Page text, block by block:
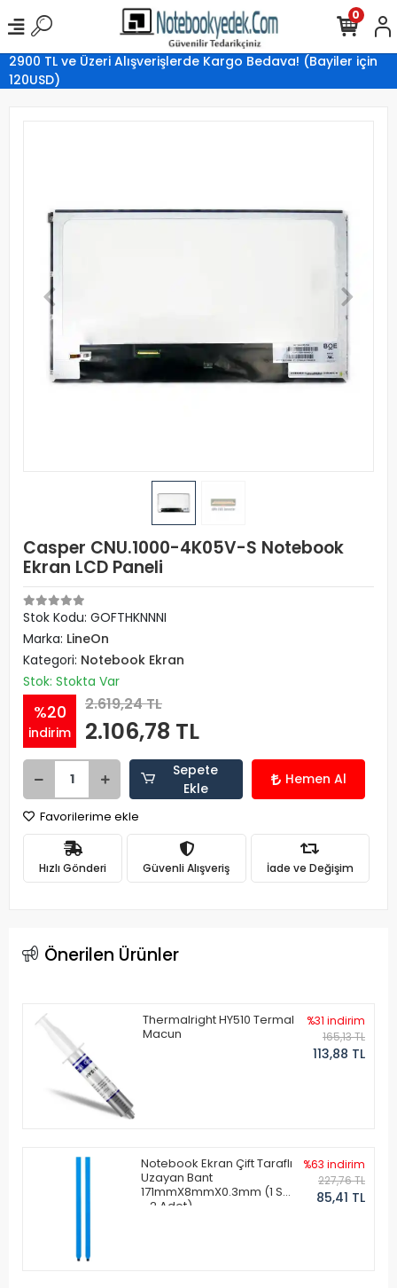
2900 TL ve Üzeri Alışverişlerde Kargo Bedava! (Bayiler için
120USD)
0
Casper CNU.1000-4K05V-S Notebook
Ekran LCD Paneli
Stok Kodu: GOFTHKNNNI
Marka: LineOn
Kategori: Notebook Ekran
Stok: Stokta Var
%20
indirim
2.619,24 TL
2.106,78 TL
Sepete
Ekle
Hemen Al
Favorilerime ekle
Hızlı Gönderi Güvenli Alışveriş İade ve Değişim
Önerilen Ürünler
Thermalright HY510 Termal
Macun
%31 indirim
165,13 TL
113,88 TL
Notebook Ekran Çift Taraflı
Uzayan Bant
171mmX8mmX0.3mm (1 Set
- 2 Adet)
%63 indirim
227,76 TL
85,41 TL